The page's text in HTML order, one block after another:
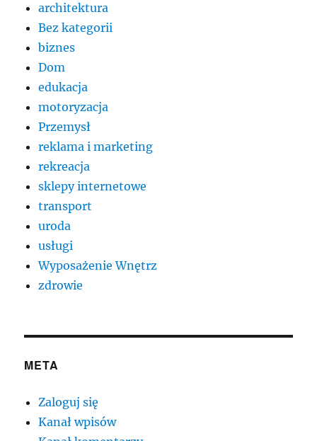
architektura
Bez kategorii
biznes
Dom
edukacja
motoryzacja
Przemysł
reklama i marketing
rekreacja
sklepy internetowe
transport
uroda
usługi
Wyposażenie Wnętrz
zdrowie
META
Zaloguj się
Kanał wpisów